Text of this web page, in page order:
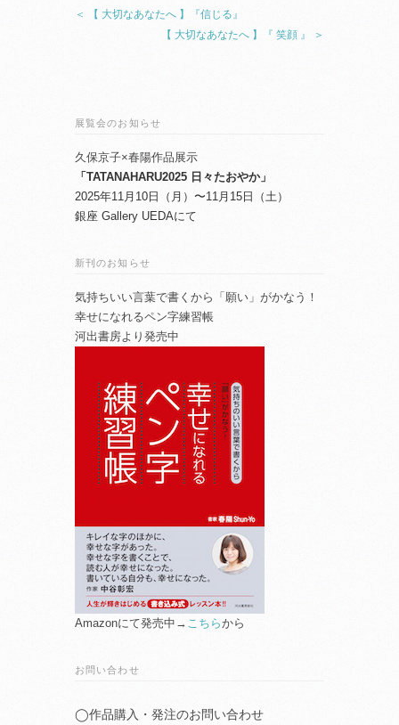
＜ 【 大切なあなたへ 】『信じる』
【 大切なあなたへ 】『 笑顔 』 ＞
展覧会のお知らせ
久保京子×春陽作品展示
「TATANAHARU2025 日々たおやか」
2025年11月10日（月）〜11月15日（土）
銀座 Gallery UEDAにて
新刊のお知らせ
気持ちいい言葉で書くから「願い」がかなう！
幸せになれるペン字練習帳
河出書房より発売中
Amazonにて発売中→ こちらから
お問い合わせ
◯作品購入・発注のお問い合わせ